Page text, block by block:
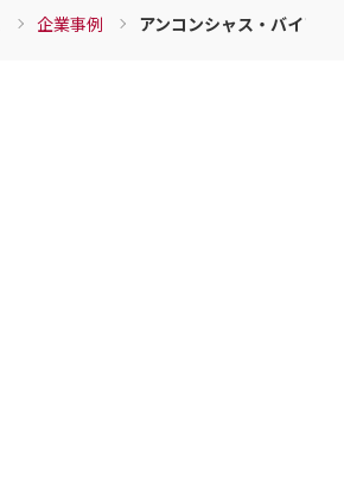
企業事例 アンコンシャス・バイア